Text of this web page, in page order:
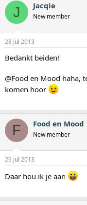
J Jacqie
New member
28 jul 2013
Bedankt beiden!
@Food en Mood haha,
komen hoor
F Food en Mood
New member
29 jul 2013
Daar hou ik je aan